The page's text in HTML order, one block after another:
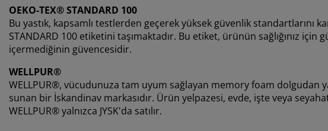
OEKO-TEX® STANDARD 100
Bu yastık, kapsamlı testlerden geçerek yüksek güvenlik standartlarını
STANDARD 100 etiketini taşımaktadır. Bu etiket, ürünün sağlığınız
içermediğinin güvencesidir.
WELLPUR®
WELLPUR®, vücudunuza tam uyum sağlayan memory foam dolgudan
sunan bir İskandinav markasıdır. Ürün yelpazesi, evde, işte veya
WELLPUR® yalnızca JYSK'da satılır.